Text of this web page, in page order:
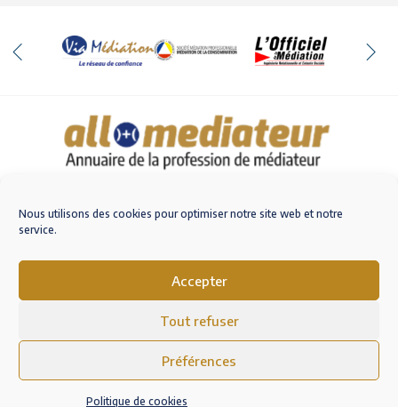
Nous utilisons des cookies pour optimiser notre site web et notre
service.
Accepter
Tout refuser
Préférences
Politique de cookies
M'inscrire sur AlloMediateur
Mentions légales – RGPD
Conditions Générales d’Utilisation
Politique de cookies (EU)